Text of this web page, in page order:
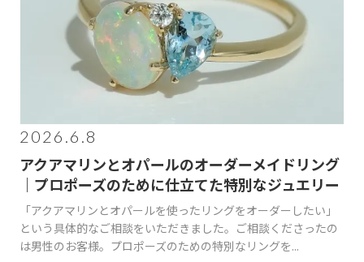
2026.6.8
アクアマリンとオパールのオーダーメイドリング
｜プロポーズのために仕立てた特別なジュエリー
「アクアマリンとオパールを使ったリングをオーダーしたい」
という具体的なご相談をいただきました。ご相談くださったの
は男性のお客様。プロポーズのための特別なリングを...